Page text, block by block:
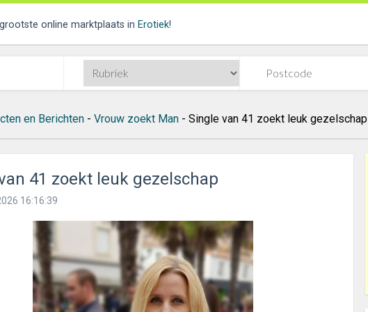
online marktplaats in Erotiek!
en Berichten- Vrouw zoekt Man- Single van 41 zoekt leuk gezelschap
41 zoekt leuk gezelschap
16:16:39